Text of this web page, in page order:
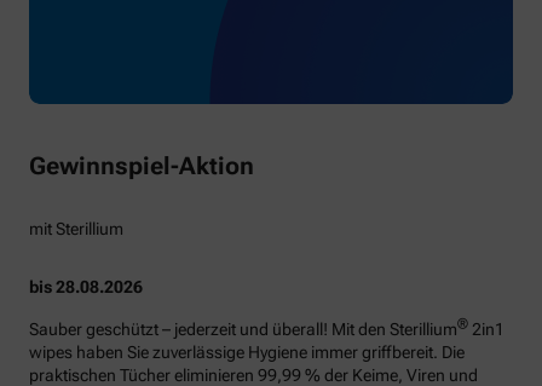
Gewinnspiel-Aktion
mit Sterillium
bis 28.08.2026
Sauber geschützt – jederzeit und überall! Mit den Sterillium® 2in1
wipes haben Sie zuverlässige Hygiene immer griffbereit. Die
praktischen Tücher eliminieren 99,99 % der Keime, Viren und